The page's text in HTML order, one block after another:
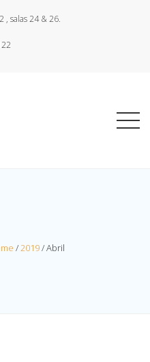
, salas 24 & 26.
/2019/Abril